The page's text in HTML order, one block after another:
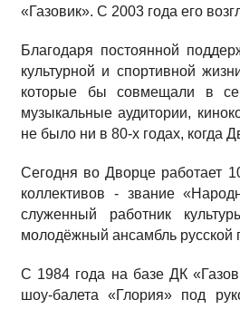
«Газовик». С 2003 года его
Благодаря постоянной
культурной и спортивной
которые бы совмещали в
музыкальные аудитории,
не было ни в 80-х годах, когда
Сегодня во Дворце работает
коллективов - звание
служенный работник
молодёжный ансамбль русской
С 1984 года на базе ДК
шоу-балета «Глория» под